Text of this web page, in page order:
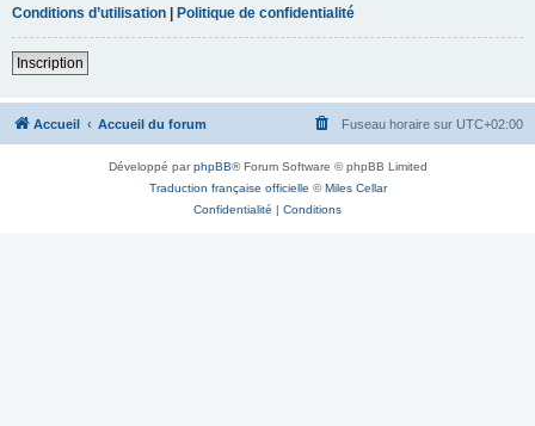
Conditions d’utilisation | Politique de confidentialité
Inscription
Accueil Accueil du forum Fuseau horaire sur UTC+02:00
Développé parphpBB® Forum Software © phpBB Limited
Traduction française officielle ©Miles Cellar
Confidentialité | Conditions